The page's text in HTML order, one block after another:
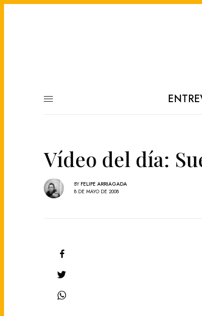
Vídeo del día:
BY FELIPE ARRIAGADA
8 DE MAYO DE 2008